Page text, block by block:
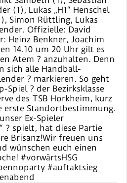
(1), Lukas „H1“ Henschel
Simon Rüttling, Lukas
Offizielle: David
Heinz Benkner, Joachim
14.10 um 20 Uhr gilt es
Atem ? anzuhalten. Denn
sich alle Handball-
? markieren. So geht
Spiel ? der Bezirksklasse
des TSB Horkheim, kurz
erste Standortbestimmung.
Ex-Spieler
? spielt, hat diese Partie
Brisanz!Wir freuen uns
wünschen euch einen
#vorwärtsHSG
#auftaktsieg